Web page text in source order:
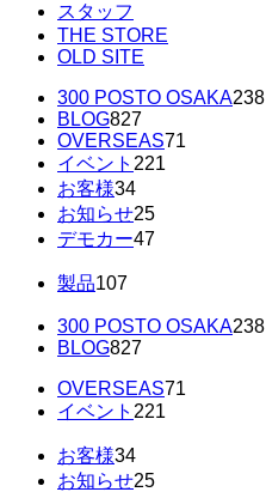
スタッフ
THE STORE
OLD SITE
300 POSTO OSAKA238
BLOG827
OVERSEAS71
イベント 221
お客様34
お知らせ25
デモカー47
製品107
300 POSTO OSAKA238
BLOG827
OVERSEAS71
イベント 221
お客様34
お知らせ25